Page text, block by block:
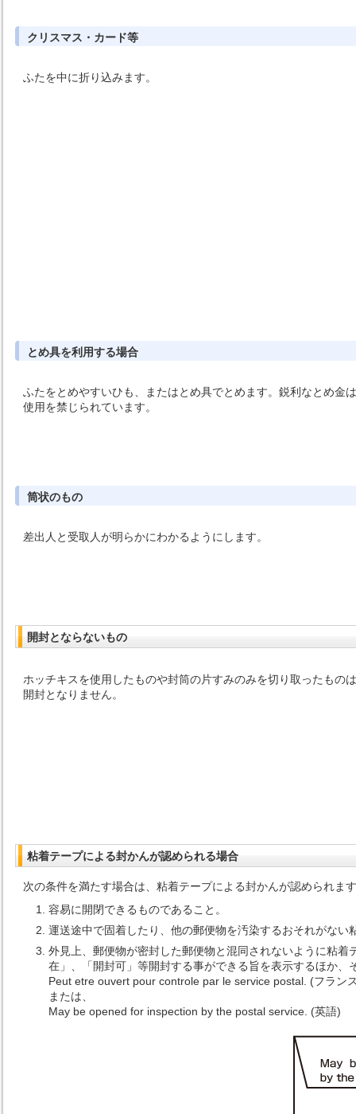
クリスマス・カード等
ふたを中に折り込みます。
とめ具を利用する場合
ふたをとめやすいひも、またはとめ具でとめます。鋭利なとめ金は
使用を禁じられています。
筒状のもの
差出人と受取人が明らかにわかるようにします。
開封とならないもの
ホッチキスを使用したものや封筒の片すみのみを切り取ったものは
開封となりません。
粘着テープによる封かんが認められる場合
次の条件を満たす場合は、粘着テープによる封かんが認められま
容易に開閉できるものであること。
運送途中で固着したり、他の郵便物を汚染するおそれがない
外見上、郵便物が密封した郵便物と混同されないように粘
在」、「開封可」等開封する事ができる旨を表示するほか
Peut etre ouvert pour controle par le service postal. (フラン
または、
May be opened for inspection by the postal service. (英語)